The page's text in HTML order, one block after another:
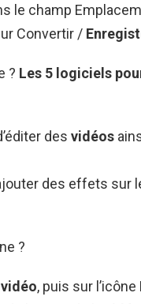
le champ
Convertir /
? Les 5 logiciels
des vidéos
des effets sur
?
vidéo, puis sur